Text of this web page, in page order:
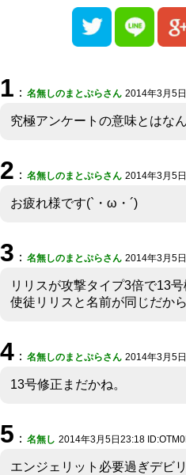
1 ： 名無しのまとぷらさん 2014年3月5
究極アンケートの意味とはな
2 ： 名無しのまとぷらさん 2014年3月5
お疲れ様です(`・ω・´)
3 ： 名無しのまとぷらさん 2014年3月5
リリスが攻撃タイプ3倍で13
使徒リリスと名前が同じだか
4 ： 名無しのまとぷらさん 2014年3月5
13号修正まだかね。
5 ： 名無し 2014年3月5日23:18
エンジェリット必要過ぎデビ